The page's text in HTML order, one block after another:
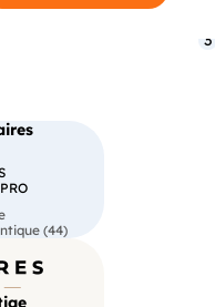
3
(44)